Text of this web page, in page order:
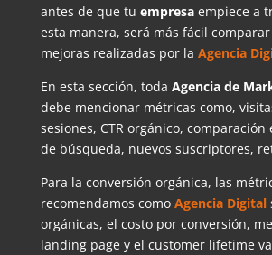
antes de que tu empresa empiece a
esta manera, será más fácil
mejoras realizadas por la Agencia
En esta sección, toda Agencia de
debe mencionar métricas como,
sesiones, CTR orgánico,
de búsqueda, nuevos suscriptores,
Para la conversión orgánica, las
recomendamos como Agencia Digital
orgánicas, el costo por conversión,
landing page y el customer lifetime